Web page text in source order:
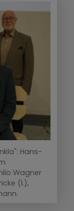
Hans-
Wagner
(l.),